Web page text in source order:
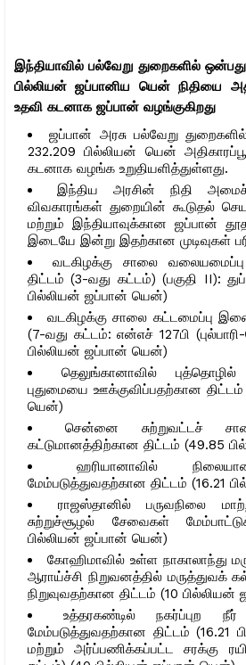
இந்தியாவில் பல்வேறு துறைகளில்
பில்லியன் ஜப்பானிய யென் நிதியை
உதவி கடனாக ஜப்பான் வழங்குகிறது
ஜப்பான் அரசு பல்வேறு
232.209 பில்லியன் யென்
கடனாக வழங்க உறுதியளித்துள்ளது.
இந்திய அரசின் நிதி
விவகாரங்கள் துறையின் கூடுதல்
மற்றும் இந்தியாவுக்கான ஜப்பான்
இடையே இன்று இதற்கான முடிவுகள்
வடகிழக்கு சாலை
திட்டம் (3-வது கட்டம்) (பகுதி II):
பில்லியன் ஜப்பான் யென்)
வடகிழக்கு சாலை கட்டமைப்பு
(7-வது கட்டம்: என்எச் 127பி (புல்பாரி-
பில்லியன் ஜப்பான் யென்)
தெலுங்கானாவில்
புதுமையை ஊக்குவிப்பதற்கான
யென்)
சென்னை சுற்றுவட்டச்
கட்டுமானத்திற்கான திட்டம் (49.85
ஹரியானாவில்
மேம்படுத்துவதற்கான திட்டம் (16.21
ராஜஸ்தானில் பருவநிலை
சுற்றுச்சூழல் சேவைகள்
பில்லியன் ஜப்பான் யென்)
கோஹிமாவில் உள்ள நாகாலாந்து
ஆராய்ச்சி நிறுவனத்தில் மருத்துவக்
நிறுவுவதற்கான திட்டம் (10
உத்தரகண்டில் நகர்ப்புற
மேம்படுத்துவதற்கான திட்டம்
மற்றும் அர்ப்பணிக்கப்பட்ட சரக்கு